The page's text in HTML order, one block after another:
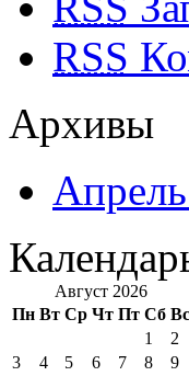
RSS
Архивы
Август 2026
Пн Вт Ср Чт Пт Сб Вс
1
2
3
4 5 6 7 8
9